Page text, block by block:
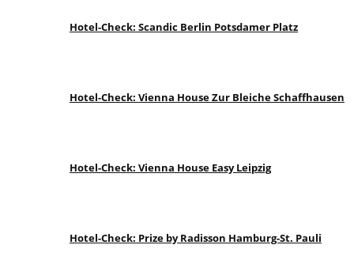
Hotel-Check: Scandic Berlin Potsdamer Platz
Hotel-Check: Vienna House Zur Bleiche Schaffhausen
Hotel-Check: Vienna House Easy Leipzig
Hotel-Check: Prize by Radisson Hamburg-St. Pauli